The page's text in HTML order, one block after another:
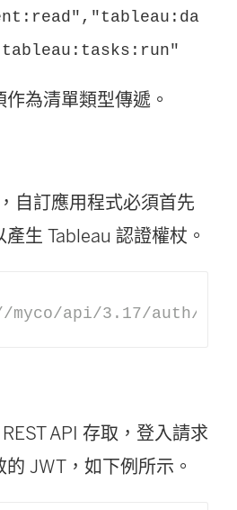
為清單類型傳遞。
自訂應用程式必須首先
生 Tableau 認證權杖。
myco/api/3.17/auth/
API 存取，登入請求
JWT，如下例所示。